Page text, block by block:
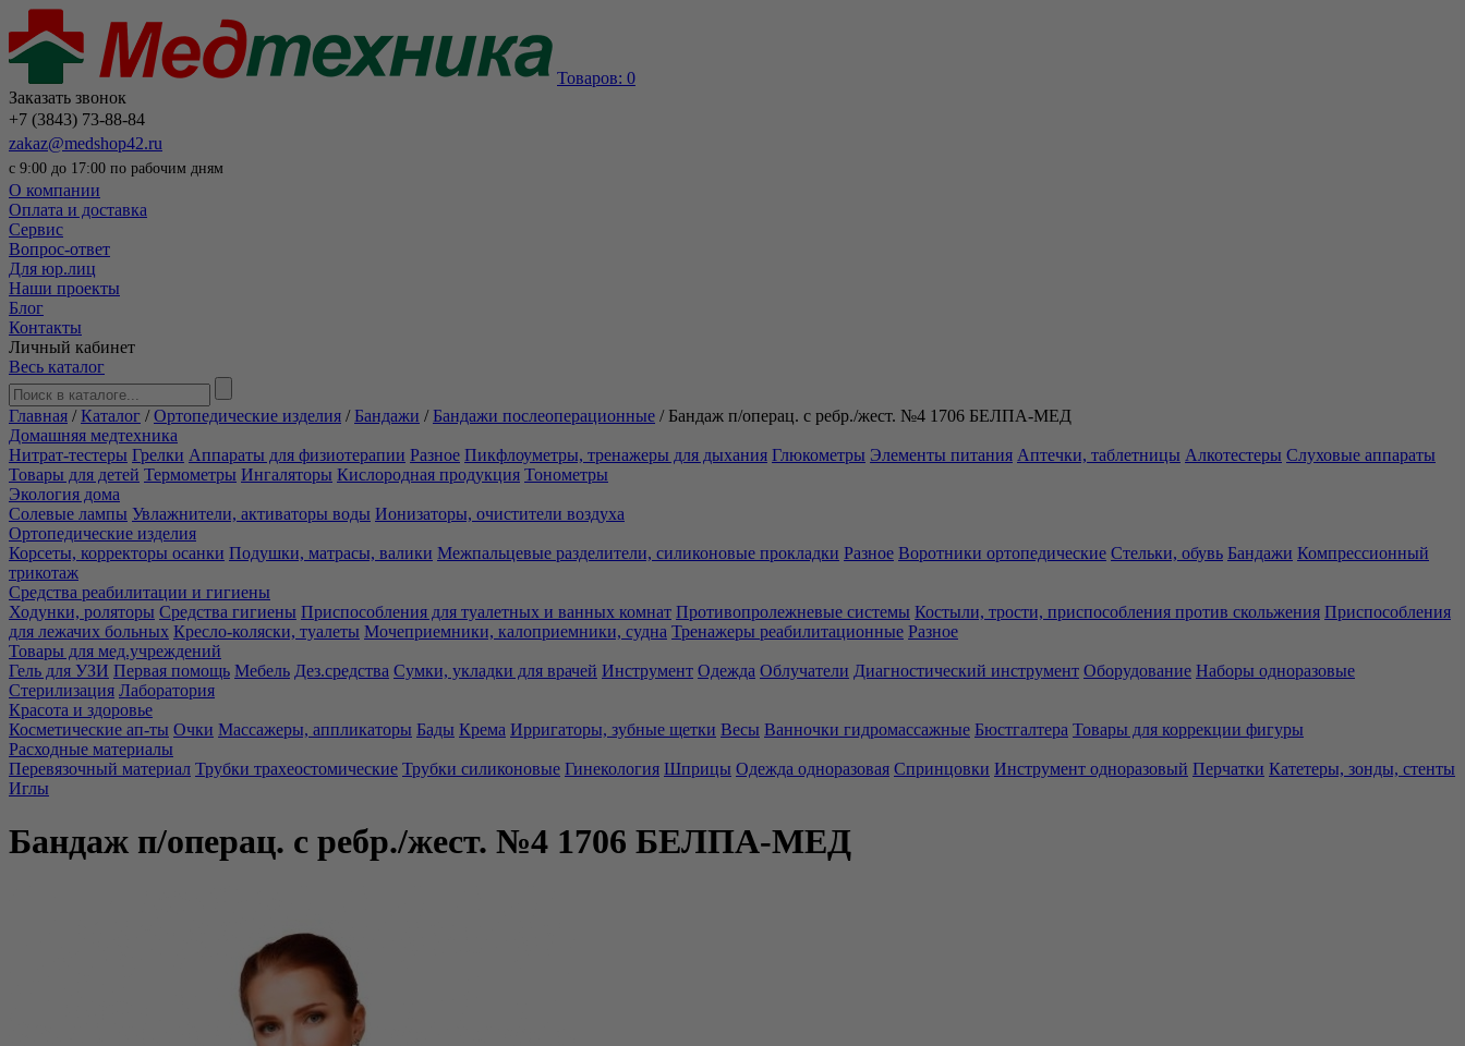
Товаров: 0
Заказать звонок
+7 (3843) 73-88-84
zakaz@medshop42.ru
с 9:00 до 17:00 по рабочим дням
О компании
Оплата и доставка
Сервис
Вопрос-ответ
Для юр.лиц
Наши проекты
Блог
Контакты
Личный кабинет
Весь каталог
Главная /Каталог /Ортопедические изделия / Бандажи / Бандажи послеоперационные / Бандаж п/операц. с ребр./жест. №4 1706 БЕЛПА-МЕД
Домашняя медтехника
Нитрат-тестеры Грелки Аппараты для физиотерапии Разное Пикфлоуметры, тренажеры для дыхания Глюкометры Элементы питания Аптечки, таблетницы Алкотестеры Слуховые аппараты
Товары для детей Термометры Ингаляторы Кислородная продукция Тонометры
Экология дома
Солевые лампы Увлажнители, активаторы воды Ионизаторы, очистители воздуха
Ортопедические изделия
Корсеты, корректоры осанки Подушки, матрасы, валики Межпальцевые разделители, силиконовые прокладки Разное Воротники ортопедические Стельки, обувь Бандажи Компрессионный
трикотаж
Средства реабилитации и гигиены
Ходунки, роляторы Средства гигиены Приспособления для туалетных и ванных комнат Противопролежневые системы Костыли, трости, приспособления против скольжения Приспособления
для лежачих больных Кресло-коляски, туалеты Мочеприемники, калоприемники, судна Тренажеры реабилитационные Разное
Товары для мед.учреждений
Гель для УЗИ Первая помощь Мебель Дез.средства Сумки, укладки для врачей Инструмент Одежда Облучатели Диагностический инструмент Оборудование Наборы одноразовые
Стерилизация Лаборатория
Красота и здоровье
Косметические ап-ты Очки Массажеры, аппликаторы Бады Крема Ирригаторы, зубные щетки Весы Ванночки гидромассажные Бюстгалтера Товары для коррекции фигуры
Расходные материалы
Перевязочный материал Трубки трахеостомические Трубки силиконовые Гинекология Шприцы Одежда одноразовая Спринцовки Инструмент одноразовый Перчатки Катетеры, зонды, стенты
Иглы
Бандаж п/операц. с ребр./жест. №4 1706 БЕЛПА-МЕД